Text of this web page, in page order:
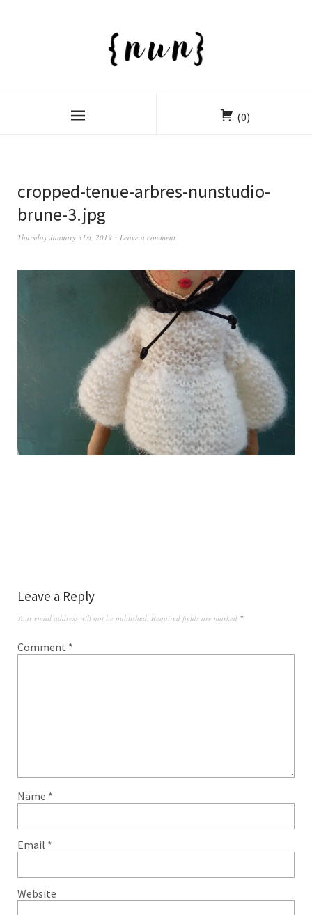
(0)
cropped-tenue-arbres-nunstudio-
brune-3.jpg
Thursday January 31st, 2019 Leave a comment
Leave a Reply
Your email address will not be published. Required fields are marked *
Comment *
Name *
Email *
Website